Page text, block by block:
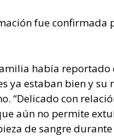
fue confirmada
había reportado
ya estaban bien y su
“Delicado con
aún no permite
de sangre durante